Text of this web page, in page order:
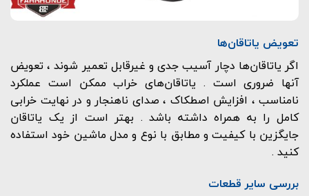
تعویض یاتاقان‌ها
اگر یاتاقان‌ها دچار آسیب جدی و غیرقابل تعمیر شوند ، تعویض
آنها ضروری است . یاتاقان‌های خراب ممکن است عملکرد
نامناسب ، افزایش اصطکاک ، صدای ناهنجار و در نهایت خرابی
کامل را به همراه داشته باشد . بهتر است از یک یاتاقان
جایگزین با کیفیت و مطابق با نوع و مدل ماشین خود استفاده
کنید .
بررسی سایر قطعات